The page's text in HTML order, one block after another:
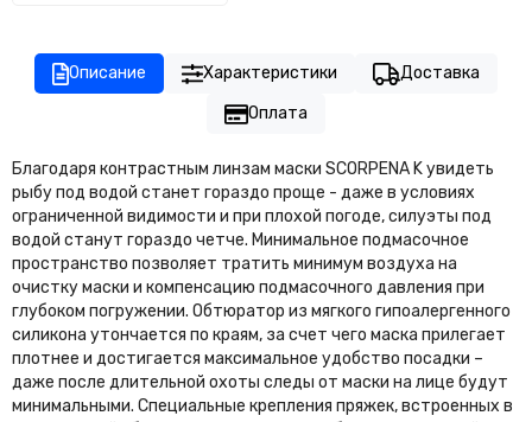
Описание Характеристики
Доставка
Оплата
Благодаря контрастным линзам маски SCORPENA K увидеть
рыбу под водой станет гораздо проще - даже в условиях
ограниченной видимости и при плохой погоде, силуэты под
водой станут гораздо четче. Минимальное подмасочное
пространство позволяет тратить минимум воздуха на
очистку маски и компенсацию подмасочного давления при
глубоком погружении. Обтюратор из мягкого гипоалергенного
силикона утончается по краям, за счет чего маска прилегает
плотнее и достигается максимальное удобство посадки –
даже после длительной охоты следы от маски на лице будут
минимальными. Специальные крепления пряжек, встроенных в